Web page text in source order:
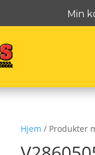
Min
Hjem / Produkter